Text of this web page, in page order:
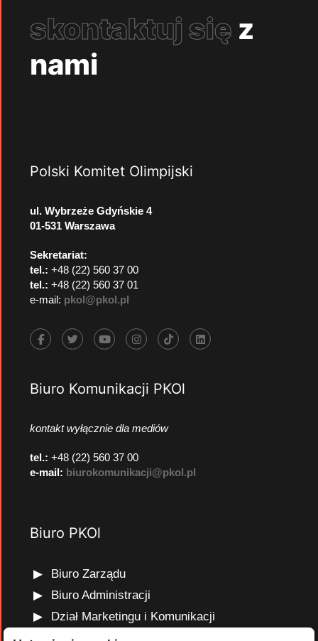
skontaktuj się z
nami
Polski Komitet Olimpijski
ul. Wybrzeże Gdyńskie 4
01-531 Warszawa
Sekretariat:
tel.: +48 (22) 560 37 00
tel.: +48 (22) 560 37 01
e-mail: pkol@pkol.pl
Biuro Komunikacji PKOl
kontakt wyłącznie dla mediów
tel.: +48 (22) 560 37 00
e-mail: biurokomunikacji@pkol.pl
Biuro PKOl
Biuro Zarządu
Biuro Administracji
Dział Marketingu i Komunikacji
Dział Edukacji Olimpijskiej